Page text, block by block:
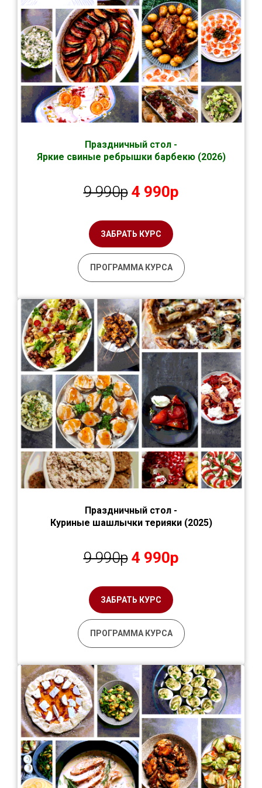
Праздничный стол -
Я ркие свиные ребрышки барбекю(2026)
9 990р 4 990р
ЗАБРАТЬ КУРС
ПРОГРАММА КУРСА
Праздничный стол -
Куриные шашлычки терияки(2025)
9 990р 4 990р
ЗАБРАТЬ КУРС
ПРОГРАММА КУРСА